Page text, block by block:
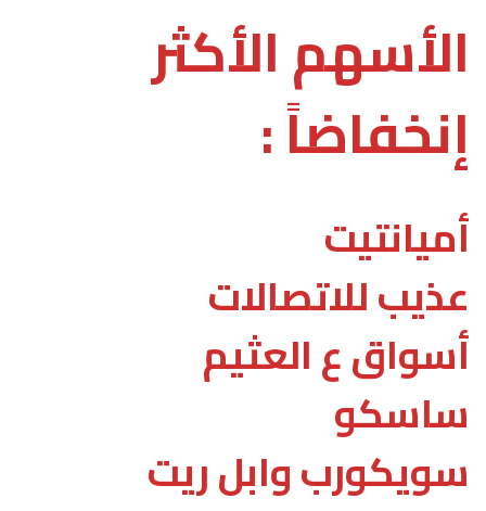
الأسهم الأكثر
إنخفاضاً :
أميانتيت
عذيب للاتصالات
أسواق ع العثيم
ساسكو
سويكورب وابل ريت